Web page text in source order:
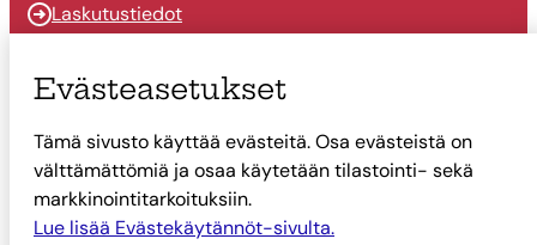
Laskutustiedot
Päätöksenteko
Talous
Yhteystiedot
Tietoa Suonenjoesta
Evästeasetukset
Tämä sivusto käyttää evästeitä. Osa evästeistä on
välttämättömiä ja osaa käytetään tilastointi- sekä
markkinointitarkoituksiin.
Lue lisää Evästekäytännöt-sivulta.